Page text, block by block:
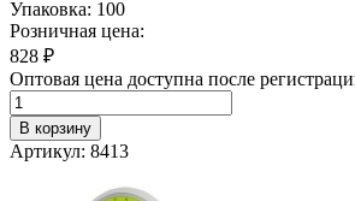
Упаковка: 100
Розничная цена:
828 ₽
Оптовая цена доступна после
В корзину
Артикул: 8413